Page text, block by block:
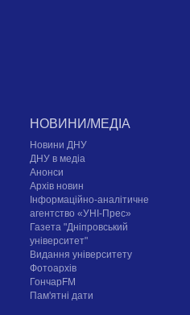
НОВИНИ/МЕДІА
Новини ДНУ
ДНУ в медіа
Анонси
Архів новин
Інформаційно-аналітичне
агентство «УНІ-Прес»
Газета "Дніпровський
університет"
Видання університету
Фотоархів
ГончарFM
Пам'ятні дати